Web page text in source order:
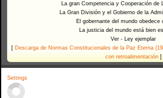
La gran Competencia y Cooperación de
La Gran División y el Gobierno de la
El gobernante del mundo obedece
La justicia del mundo está bien
Ver - Ley ejemplar
[ Descarga de Normas Constitucionales de la Paz Eterna
con retroalimentación ]
Settings